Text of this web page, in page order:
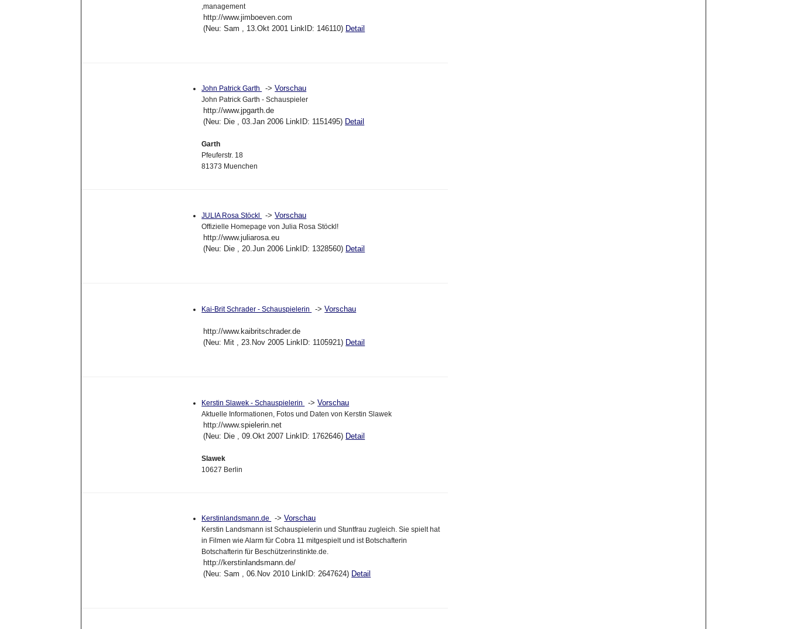
,management
http://www.jimboeven.com
(Neu: Sam , 13.Okt 2001 LinkID: 146110) Detail
John Patrick Garth ->Vorschau
John Patrick Garth - Schauspieler
http://www.jpgarth.de
(Neu: Die , 03.Jan 2006 LinkID: 1151495) Detail
Garth
Pfeuferstr. 18
81373 Muenchen
JULIA Rosa Stöckl ->Vorschau
Offizielle Homepage von Julia Rosa Stöckl!
http://www.juliarosa.eu
(Neu: Die , 20.Jun 2006 LinkID: 1328560) Detail
Kai-Brit Schrader - Schauspielerin ->Vorschau
http://www.kaibritschrader.de
(Neu: Mit , 23.Nov 2005 LinkID: 1105921) Detail
Kerstin Slawek - Schauspielerin ->Vorschau
Aktuelle Informationen, Fotos und Daten von Kerstin Slawek
http://www.spielerin.net
(Neu: Die , 09.Okt 2007 LinkID: 1762646) Detail
Slawek
10627 Berlin
Kerstinlandsmann.de ->Vorschau
Kerstin Landsmann ist Schauspielerin und Stuntfrau zugleich. Sie spielt hat
in Filmen wie Alarm für Cobra 11 mitgespielt und ist Botschafterin
Botschafterin für Beschützerinstinkte.de.
http://kerstinlandsmann.de/
(Neu: Sam , 06.Nov 2010 LinkID: 2647624) Detail